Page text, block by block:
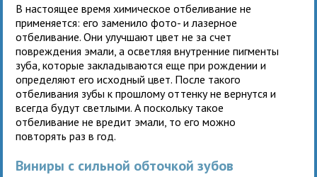
В настоящее время химическое отбеливание не
применяется: его заменило фото- и лазерное
отбеливание. Они улучшают цвет не за счет
повреждения эмали, а осветляя внутренние пигменты
зуба, которые закладываются еще при рождении и
определяют его исходный цвет. После такого
отбеливания зубы к прошлому оттенку не вернутся и
всегда будут светлыми. А поскольку такое
отбеливание не вредит эмали, то его можно
повторять раз в год.
Виниры с сильной обточкой зубов